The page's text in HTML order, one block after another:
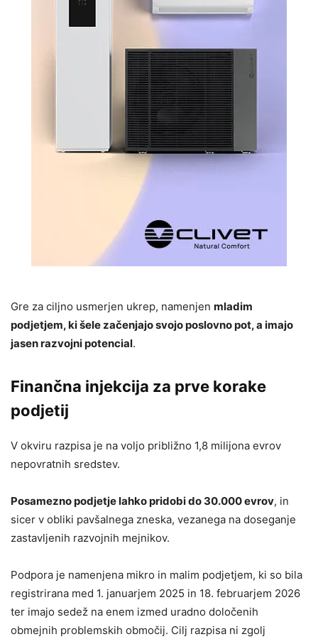
Gre za ciljno usmerjen ukrep, namenjen mladim
podjetjem, ki šele začenjajo svojo poslovno pot, a imajo
jasen razvojni potencial.
Finančna injekcija za prve korake
podjetij
V okviru razpisa je na voljo približno 1,8 milijona evrov
nepovratnih sredstev.
Posamezno podjetje lahko pridobi do 30.000 evrov, in
sicer v obliki pavšalnega zneska, vezanega na doseganje
zastavljenih razvojnih mejnikov.
Podpora je namenjena mikro in malim podjetjem, ki so bila
registrirana med 1. januarjem 2025 in 18. februarjem 2026
ter imajo sedež na enem izmed uradno določenih
obmejnih problemskih območij. Cilj razpisa ni zgolj